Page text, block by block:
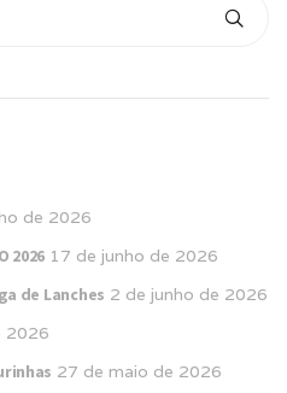
de 2026
2026 17 de junho de 2026
de Lanches 2 de junho de 2026
2026
27 de maio de 2026